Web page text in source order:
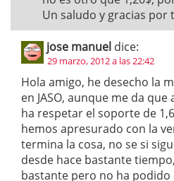
Un saludo y gracias por
jose manuel dice:
29 marzo, 2012 a las 22:42
Hola amigo, he desecho la
en JASO, aunque me da
ha respetar el soporte de
hemos apresurado con la
termina la cosa, no se si
desde hace bastante
bastante pero no ha podido